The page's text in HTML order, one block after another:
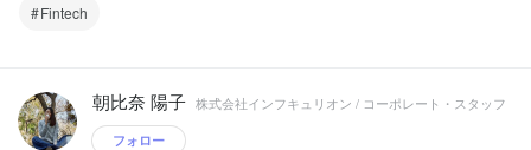
Fintech
朝比奈 陽子 株式会社インフキュリオン / コーポレート・スタッフ
フォロー